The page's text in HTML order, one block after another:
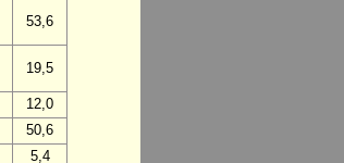
53,6
19,5
12,0
50,6
5,4